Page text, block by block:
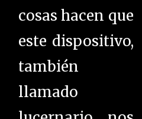
cosas hacen que
este dispositivo,
también
llamado